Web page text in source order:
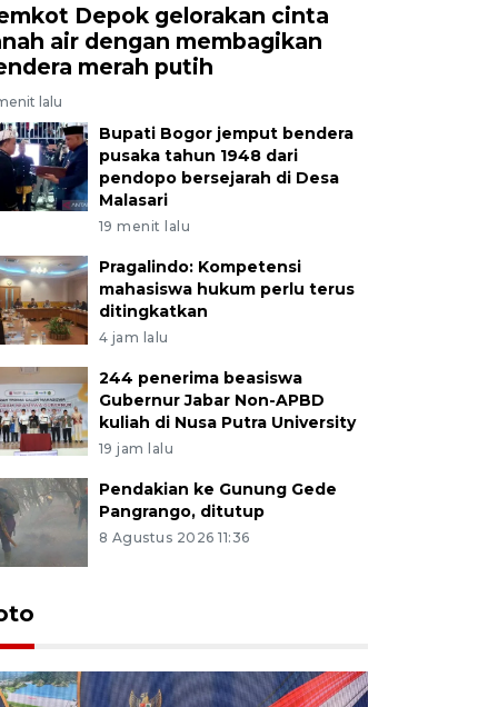
Depok gelorakan cinta
air dengan membagikan
merah putih
lalu
Bupati Bogor jemput bendera
pusaka tahun 1948 dari
pendopo bersejarah di Desa
Malasari
19 menit lalu
Pragalindo: Kompetensi
mahasiswa hukum perlu terus
ditingkatkan
4 jam lalu
244 penerima beasiswa
Gubernur Jabar Non-APBD
kuliah di Nusa Putra University
19 jam lalu
Pendakian ke Gunung Gede
Pangrango, ditutup
8 Agustus 2026 11:36